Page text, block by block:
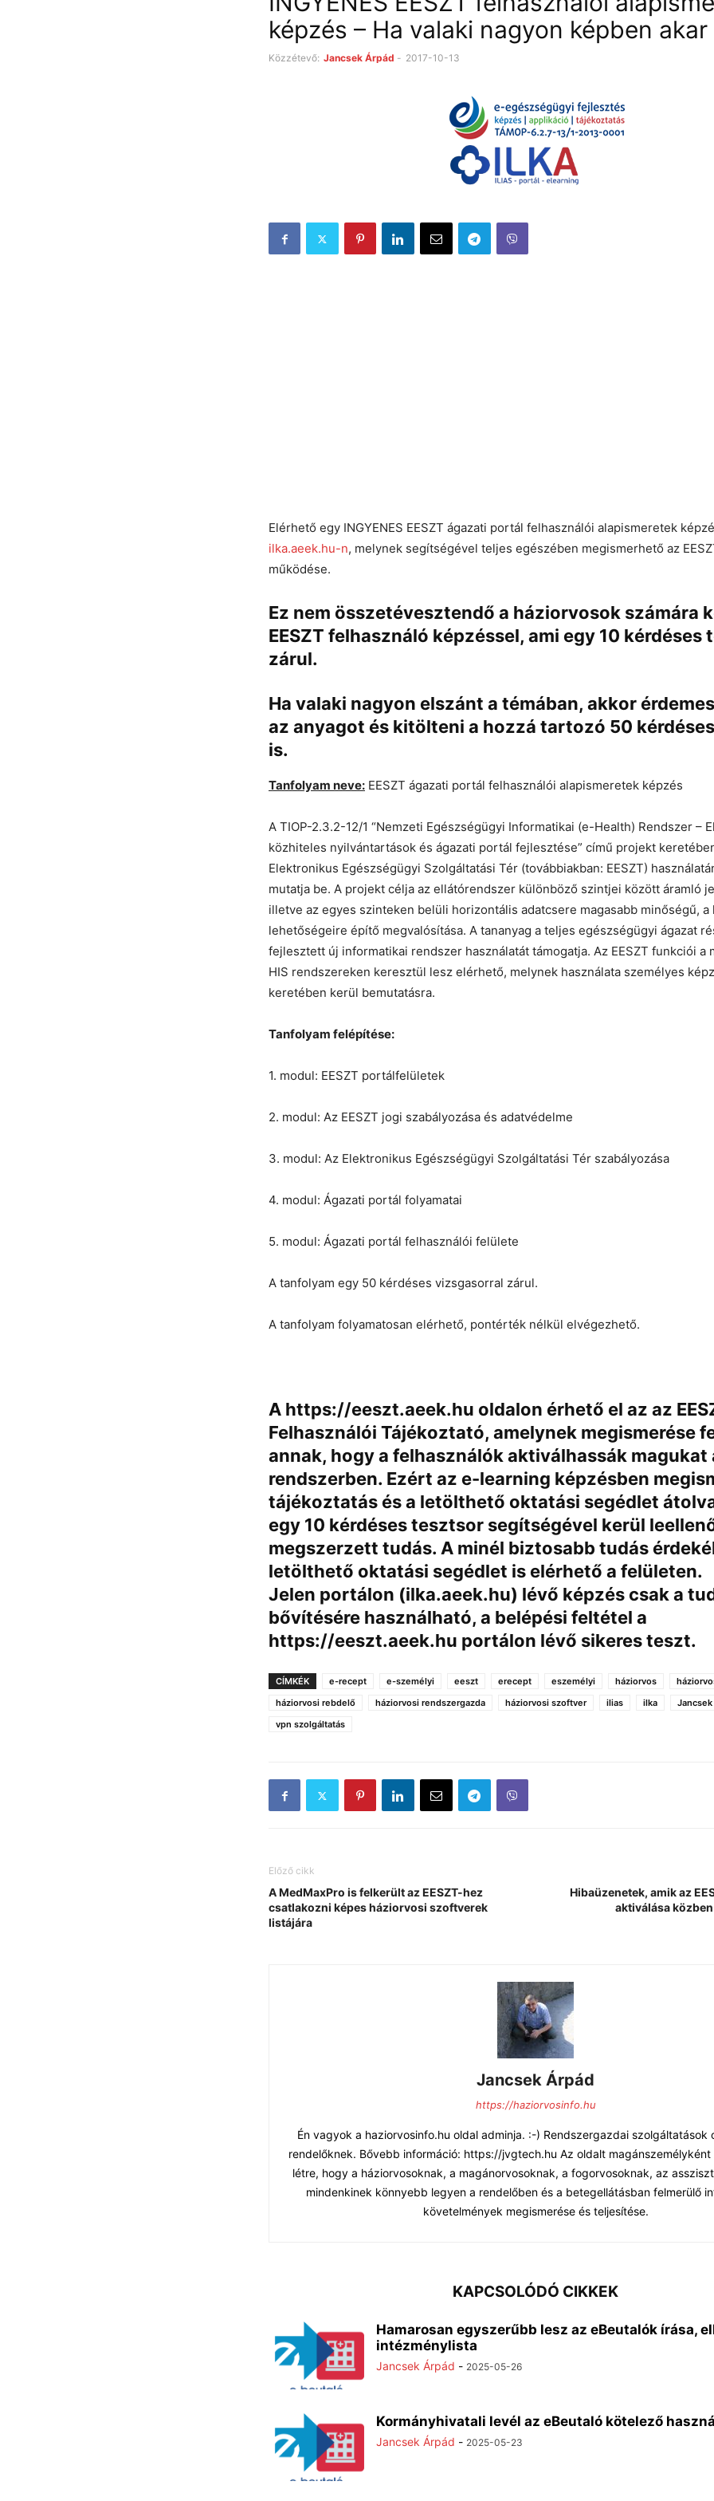
képzés – Ha valaki nagyon képben
Közzétevő: Jancsek Árpád - 2017-10-13
Elérhető egy INGYENES EESZT ágazati portál felhasználói alapismeretek
ilka.aeek.hu-n, melynek segítségével teljes egészében megismerhető az
működése.
Ez nem összetévesztendő a háziorvosok számára
EESZT felhasználó képzéssel, ami egy 10 kérdéses
zárul.
Ha valaki nagyon elszánt a témában, akkor
az anyagot és kitölteni a hozzá tartozó 50
is.
Tanfolyam neve: EESZT ágazati portál felhasználói alapismeretek képzés
A TIOP-2.3.2-12/1 “Nemzeti Egészségügyi Informatikai (e-Health) Rendszer –
közhiteles nyilvántartások és ágazati portál fejlesztése” című projekt
Elektronikus Egészségügyi Szolgáltatási Tér (továbbiakban: EESZT)
mutatja be. A projekt célja az ellátórendszer különböző szintjei között áramló
illetve az egyes szinteken belüli horizontális adatcsere magasabb minőségű,
lehetőségeire építő megvalósítása. A tananyag a teljes egészségügyi ágazat
fejlesztett új informatikai rendszer használatát támogatja. Az EESZT funkciói a
HIS rendszereken keresztül lesz elérhető, melynek használata személyes
keretében kerül bemutatásra.
Tanfolyam felépítése:
1. modul: EESZT portálfelületek
2. modul: Az EESZT jogi szabályozása és adatvédelme
3. modul: Az Elektronikus Egészségügyi Szolgáltatási Tér szabályozása
4. modul: Ágazati portál folyamatai
5. modul: Ágazati portál felhasználói felülete
A tanfolyam egy 50 kérdéses vizsgasorral zárul.
A tanfolyam folyamatosan elérhető, pontérték nélkül elvégezhető.
A https://eeszt.aeek.hu oldalon érhető el az az
Felhasználói Tájékoztató, amelynek megismerése
annak, hogy a felhasználók aktiválhassák magukat
rendszerben. Ezért az e-learning képzésben
tájékoztatás és a letölthető oktatási segédlet
egy 10 kérdéses tesztsor segítségével kerül
megszerzett tudás. A minél biztosabb tudás
letölthető oktatási segédlet is elérhető a felületen.
Jelen portálon (ilka.aeek.hu) lévő képzés csak a
bővítésére használható, a belépési feltétel a
https://eeszt.aeek.hu portálon lévő sikeres teszt.
CÍMKÉK e-recept e-személyi eeszt erecept eszemélyi háziorvos
háziorvosi rebdelő
háziorvosi rendszergazda háziorvosi szoftver ilias ilka
vpn szolgáltatás
Előző cikk
A MedMaxPro is felkerült az EESZT-hez
csatlakozni képes háziorvosi szoftverek
listájára
Hibaüzenetek, amik az
aktiválása
Jancsek Árpád
https://haziorvosinfo.hu
Én vagyok a haziorvosinfo.hu oldal adminja. :-) Rendszergazdai szolgáltatások
rendelőknek. Bővebb információ: https://jvgtech.hu Az oldalt
létre, hogy a háziorvosoknak, a magánorvosoknak, a fogorvosoknak, az
mindenkinek könnyebb legyen a rendelőben és a betegellátásban felmerülő
követelmények megismerése és teljesítése.
KAPCSOLÓDÓ CIKKEK
Hamarosan egyszerűbb lesz az eBeutalók írása,
intézménylista
Jancsek Árpád - 2025-05-26
Kormányhivatali levél az eBeutaló kötelező
Jancsek Árpád - 2025-05-23